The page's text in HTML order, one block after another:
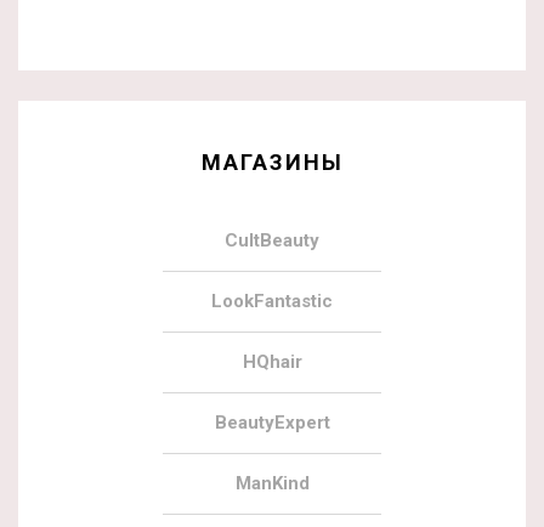
МАГАЗИНЫ
CultBeauty
LookFantastic
HQhair
BeautyExpert
ManKind